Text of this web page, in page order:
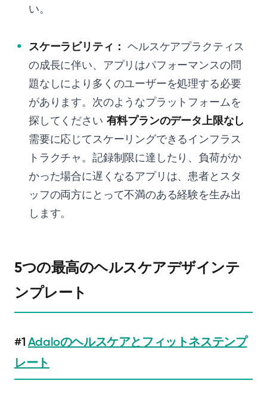
い。
スケーラビリティ： ヘルスケアプラクティス
の成長に伴い、アプリはパフォーマンスの問
題なしにより多くのユーザーを処理する必要
があります。次のようなプラットフォームを
探してください 有料プランのデータ上限なし
需要に応じてスケーリングできるインフラス
トラクチャ。記録制限に達したり、負荷がか
かった場合に遅くなるアプリは、患者とスタ
ッフの両方にとって不満のある経験を生み出
します。
5つの最高のヘルスケアデザインテ
ンプレート
#1 Adaloのヘルスケアとフィットネステンプ
レート